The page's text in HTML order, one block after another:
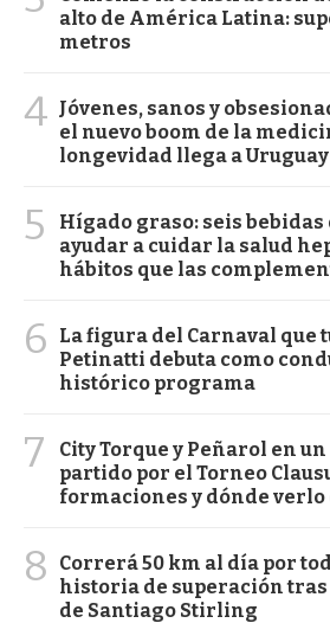
alto de América Latina:
metros
4 Jóvenes, sanos y
el nuevo boom de la
longevidad llega a Uruguay
5
Hígado graso: seis bebidas
ayudar a cuidar la salud
hábitos que las
6
La figura del Carnaval que
Petinatti debuta como
histórico programa
7
City Torque y Peñarol en
partido por el Torneo
formaciones y dónde verlo
8
Correrá 50 km al día por
historia de superación tras
de Santiago Stirling